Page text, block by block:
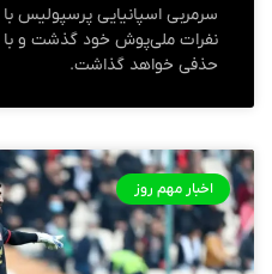
سرمربی اسپانیایی پرسپولیس
نفرات ملی‌پوش خود گذشت و با
حذفی خواهد گذاشت.
اخبار مهم روز